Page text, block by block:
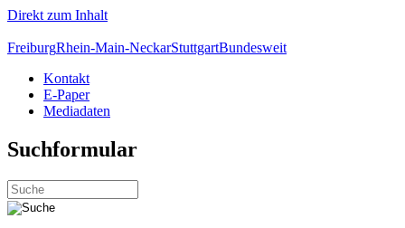
Direkt zum Inhalt
FreiburgRhein-Main-NeckarStuttgartBundesweit
Kontakt
E-Paper
Mediadaten
Suchformular